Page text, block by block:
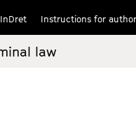
Instructions for
law